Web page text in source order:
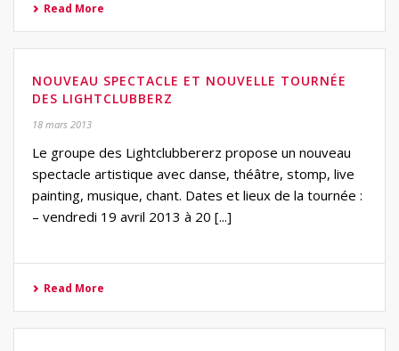
Read More
NOUVEAU SPECTACLE ET NOUVELLE TOURNÉE
DES LIGHTCLUBBERZ
18 mars 2013
Le groupe des Lightclubbererz propose un nouveau
spectacle artistique avec danse, théâtre, stomp, live
painting, musique, chant. Dates et lieux de la tournée :
– vendredi 19 avril 2013 à 20 [...]
Read More